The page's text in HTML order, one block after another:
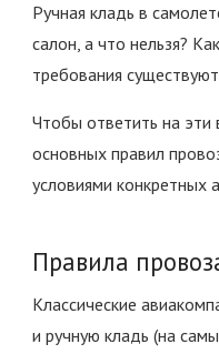
Ручная кладь в
салон, а что нельзя?
требования
Чтобы ответить на
основных правил
условиями конкретных
Правила
Классические
и ручную кладь (на